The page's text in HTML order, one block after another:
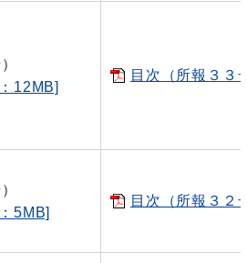
12MB]
目次（所報３３
5MB]
目次（所報３２